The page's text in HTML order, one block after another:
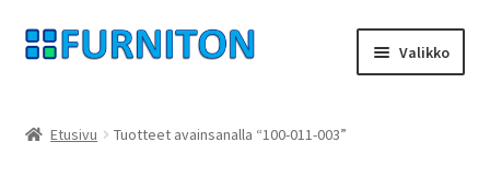
Siirry
navigointiin
Siirry
sisältöön
Valikko
Etusivu Tuotteet avainsanalla “100-011-003”